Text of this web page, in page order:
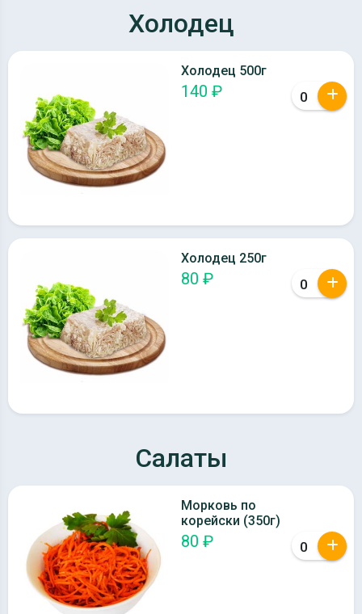
Холодец
Холодец 500г
140 ₽
Холодец 250г
80 ₽
Салаты
Морковь по
корейски (350г)
80 ₽